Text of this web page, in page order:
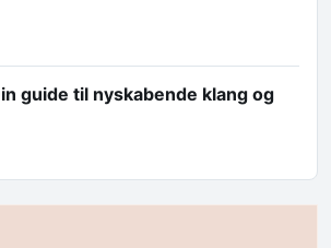
guide til nyskabende klang og